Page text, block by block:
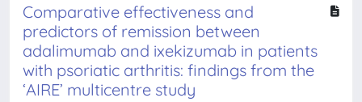
Comparative effectiveness and
predictors of remission between
adalimumab and ixekizumab in patients
with psoriatic arthritis: findings from the
‘AIRE’ multicentre study